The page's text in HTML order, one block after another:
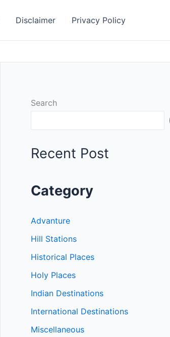
Disclaimer Privacy Policy
Search
Recent Post
Category
Advanture
Hill Stations
Historical Places
Holy Places
Indian Destinations
International Destinations
Miscellaneous